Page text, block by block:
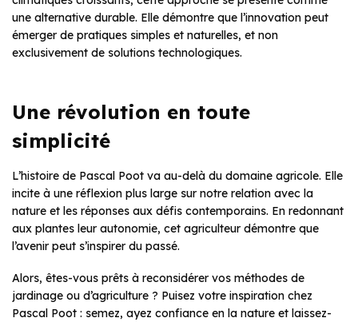
une alternative durable. Elle démontre que l’innovation peut
émerger de pratiques simples et naturelles, et non
exclusivement de solutions technologiques.
Une révolution en toute
simplicité
L’histoire de Pascal Poot va au-delà du domaine agricole. Elle
incite à une réflexion plus large sur notre relation avec la
nature et les réponses aux défis contemporains. En redonnant
aux plantes leur autonomie, cet agriculteur démontre que
l’avenir peut s’inspirer du passé.
Alors, êtes-vous prêts à reconsidérer vos méthodes de
jardinage ou d’agriculture ? Puisez votre inspiration chez
Pascal Poot : semez, ayez confiance en la nature et laissez-